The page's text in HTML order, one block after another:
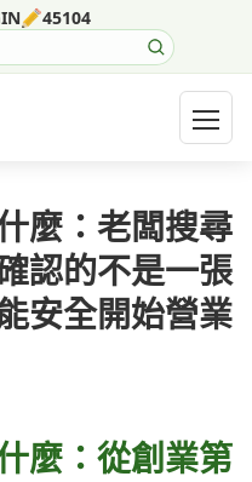
45104
開啟
麼：老闆搜尋
認的不是一張
安全開始營業
麼：從創業第